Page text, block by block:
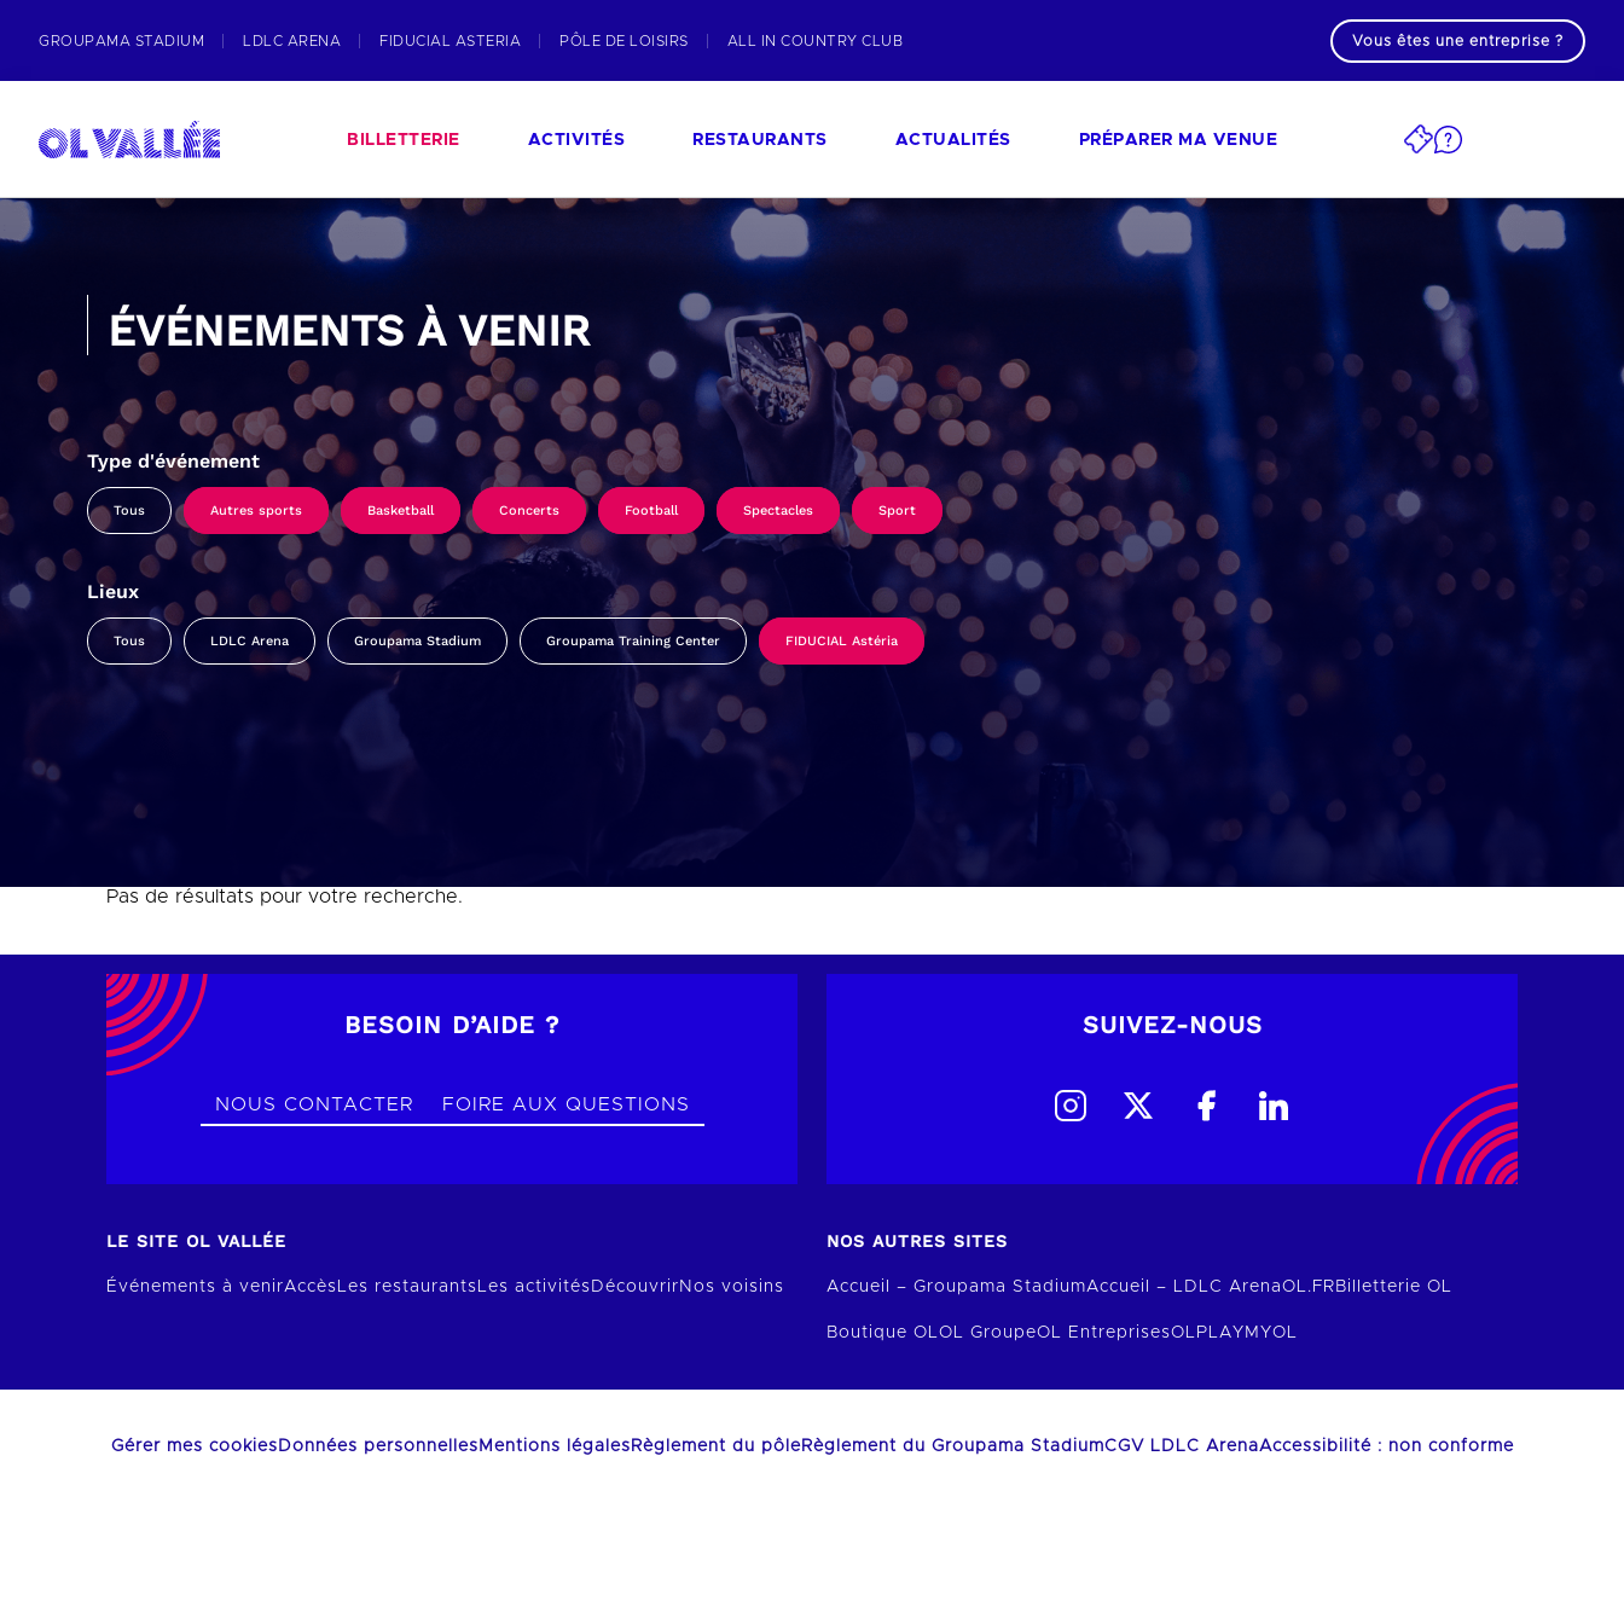
GROUPAMA STADIUM LDLC ARENA FIDUCIAL ASTERIA PÔLE DE LOISIRS ALL IN COUNTRY CLUB Vous êtes une entreprise ?
BILLETTERIE ACTIVITÉS RESTAURANTS ACTUALITÉS PRÉPARER MA VENUE
ÉVÉNEMENTS À VENIR
Type d'événement
Tous Autres sports Basketball Concerts Football Spectacles Sport
Lieux
Tous LDLC Arena Groupama Stadium Groupama Training Center FIDUCIAL Astéria
Pas de résultats pour votre recherche.
BESOIN D’AIDE ?
NOUS CONTACTER FOIRE AUX QUESTIONS
SUIVEZ-NOUS
LE SITE OL VALLÉE
Événements à venirAccèsLes restaurantsLes activités Découvrir Nos voisins
NOS AUTRES SITES
Accueil – Groupama StadiumAccueil – LDLC ArenaOL.FR Billetterie OL
Boutique OLOL GroupeOL EntreprisesOLPLAY MYOL
Gérer mes cookies Données personnelles Mentions légales Règlement du pôleRèglement du Groupama StadiumCGV LDLC ArenaAccessibilité : non conforme